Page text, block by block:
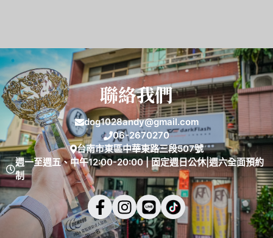
聯絡我們
dog1028andy@gmail.com
06-2670270
台南市東區中華東路三段507號
週一至週五、中午12:00-20:00 | 固定週日公休|週六全面預約
制